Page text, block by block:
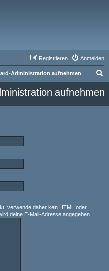
Anmelden
Registrieren
Administration aufnehmen
c
aufnehmen
verwende daher kein HTML oder
deine E-Mail-Adresse angegeben.